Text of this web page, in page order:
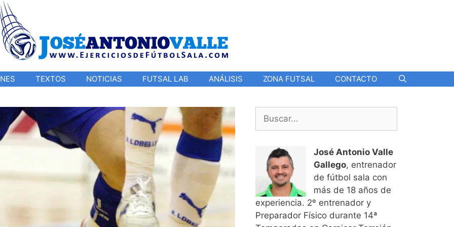
TEXTOS NOTICIAS FUTSAL LAB ANÁLISIS ZONA FUTSAL CONTACTO
Buscar:
José Antonio Valle
Gallego, entrenador
de fútbol sala con
más de 18 años de
experiencia. 2º entrenador y
Preparador Físico durante 14ª